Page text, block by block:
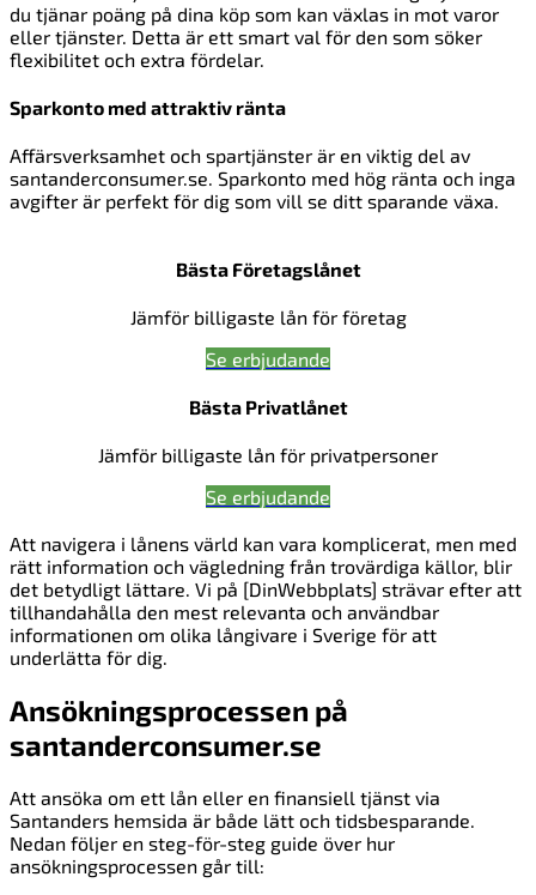
du tjänar poäng på dina köp som kan växlas in mot varor
eller tjänster. Detta är ett smart val för den som söker
flexibilitet och extra fördelar.
Sparkonto med attraktiv ränta
Affärsverksamhet och spartjänster är en viktig del av
santanderconsumer.se. Sparkonto med hög ränta och inga
avgifter är perfekt för dig som vill se ditt sparande växa.
Bästa Företagslånet
Jämför billigaste lån för företag
Se erbjudande
Bästa Privatlånet
Jämför billigaste lån för privatpersoner
Se erbjudande
Att navigera i lånens värld kan vara komplicerat, men med
rätt information och vägledning från trovärdiga källor, blir
det betydligt lättare. Vi på [DinWebbplats] strävar efter att
tillhandahålla den mest relevanta och användbar
informationen om olika långivare i Sverige för att
underlätta för dig.
Ansökningsprocessen på
santanderconsumer.se
Att ansöka om ett lån eller en finansiell tjänst via
Santanders hemsida är både lätt och tidsbesparande.
Nedan följer en steg-för-steg guide över hur
ansökningsprocessen går till: